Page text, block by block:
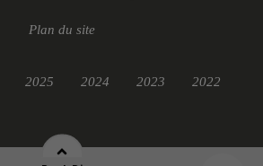
Plan du site
2025 2024 2023 2022